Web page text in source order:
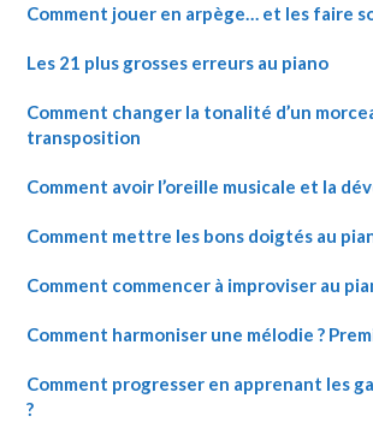
Comment jouer en arpège… et les faire
Les 21 plus grosses erreurs au piano
Comment changer la tonalité d’un
transposition
Comment avoir l’oreille musicale et la
Comment mettre les bons doigtés au
Comment commencer à improviser au
Comment harmoniser une mélodie ?
Comment progresser en apprenant les
?